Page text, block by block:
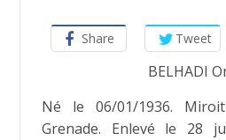
Share Tweet
BELHADI
Né le 06/01/1936.
Grenade. Enlevé le 28